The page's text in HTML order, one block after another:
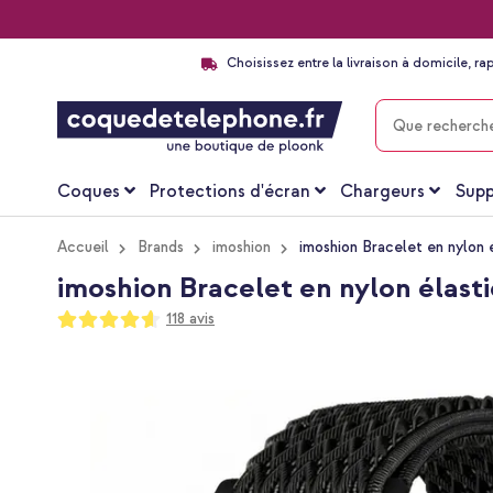
Choisissez entre la livraison à domicile,
CHERCHER
Coques Protections d'écran Chargeurs
Accueil Brands imoshion imoshion Bracelet en nylon
imoshion Bracelet en nylon
Notation:
92
100
118 avis